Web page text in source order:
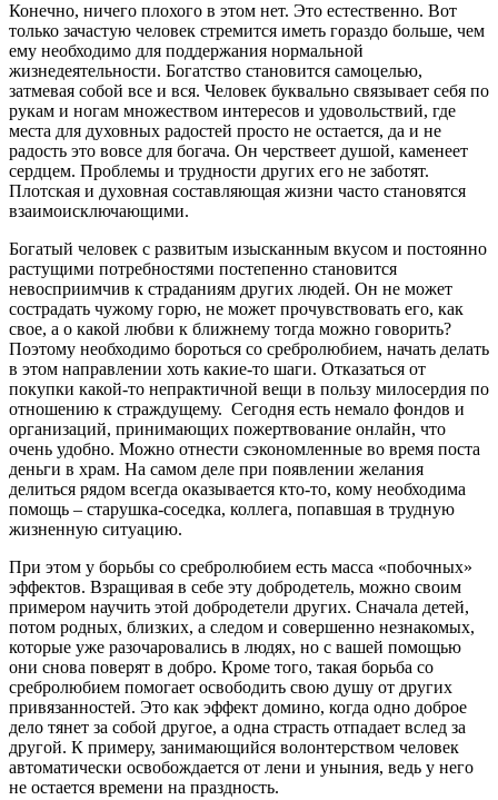
Конечно, ничего плохого в этом нет. Это естественно. Вот
только зачастую человек стремится иметь гораздо больше, чем
ему необходимо для поддержания нормальной
жизнедеятельности. Богатство становится самоцелью,
затмевая собой все и вся. Человек буквально связывает себя по
рукам и ногам множеством интересов и удовольствий, где
места для духовных радостей просто не остается, да и не
радость это вовсе для богача. Он черствеет душой, каменеет
сердцем. Проблемы и трудности других его не заботят.
Плотская и духовная составляющая жизни часто становятся
взаимоисключающими.
Богатый человек с развитым изысканным вкусом и постоянно
растущими потребностями постепенно становится
невосприимчив к страданиям других людей. Он не может
сострадать чужому горю, не может прочувствовать его, как
свое, а о какой любви к ближнему тогда можно говорить?
Поэтому необходимо бороться со сребролюбием, начать делать
в этом направлении хоть какие-то шаги. Отказаться от
покупки какой-то непрактичной вещи в пользу милосердия по
отношению к страждущему. Сегодня есть немало фондов и
организаций, принимающих пожертвование онлайн, что
очень удобно. Можно отнести сэкономленные во время поста
деньги в храм. На самом деле при появлении желания
делиться рядом всегда оказывается кто-то, кому необходима
помощь – старушка-соседка, коллега, попавшая в трудную
жизненную ситуацию.
При этом у борьбы со сребролюбием есть масса «побочных»
эффектов. Взращивая в себе эту добродетель, можно своим
примером научить этой добродетели других. Сначала детей,
потом родных, близких, а следом и совершенно незнакомых,
которые уже разочаровались в людях, но с вашей помощью
они снова поверят в добро. Кроме того, такая борьба со
сребролюбием помогает освободить свою душу от других
привязанностей. Это как эффект домино, когда одно доброе
дело тянет за собой другое, а одна страсть отпадает вслед за
другой. К примеру, занимающийся волонтерством человек
автоматически освобождается от лени и уныния, ведь у него
не остается времени на праздность.